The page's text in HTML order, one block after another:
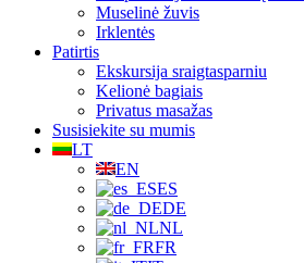
Muselinė žuvis
Irklentės
Patirtis
Ekskursija sraigtasparniu
Kelionė bagiais
Privatus masažas
Susisiekite su mumis
LT
EN
ES
DE
NL
FR